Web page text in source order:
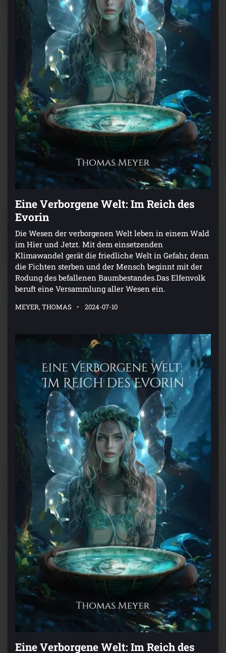
Eine Verborgene Welt: Im Reich des
Evorin
Die Wesen der verborgenen Welt leben in einem Wald
im Hier und Jetzt. Mit dem einsetzenden
Klimawandel gerät die friedliche Welt in Gefahr, denn
die Fichten sterben und der Mensch beginnt mit der
Rodung des befallenen Baumbestandes.Das Elfenvolk
beruft eine Versammlung aller Wesen ein.
MEYER, THOMAS 2024-07-10
Eine Verborgene Welt: Im Reich des